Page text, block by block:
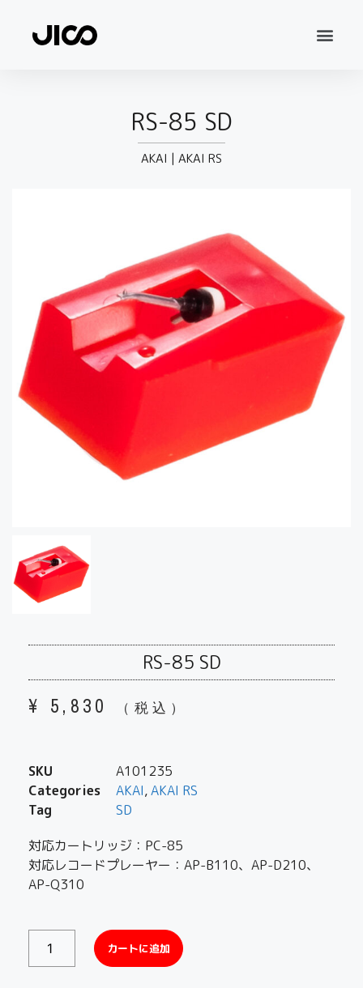
RS-85 SD
AKAI | AKAI RS
RS-85 SD
¥ 5,830 （税込）
SKU
A101235
Categories
AKAI,AKAI RS
Tag
SD
対応カートリッジ：PC-85
対応レコードプレーヤー：AP-B110、AP-D210、
AP-Q310
カートに追加